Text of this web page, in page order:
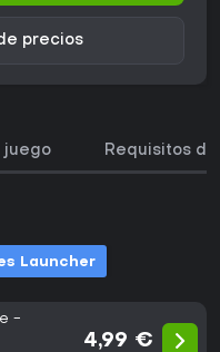
precios
juego Requisitos
Launcher
-
4,99 €